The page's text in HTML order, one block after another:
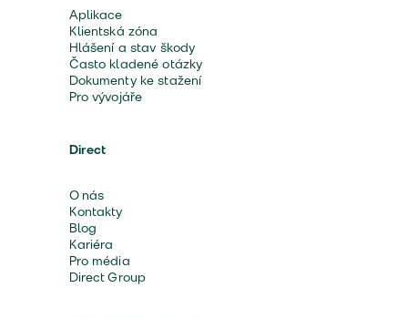
Aplikace
Klientská zóna
Hlášení a stav škody
Často kladené otázky
Dokumenty ke stažení
Pro vývojáře
Direct
O nás
Kontakty
Blog
Kariéra
Pro média
Direct Group